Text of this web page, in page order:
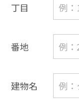
丁目
番地
建物名